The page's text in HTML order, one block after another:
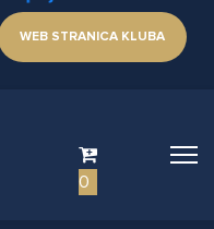
WEB STRANICA KLUBA
0